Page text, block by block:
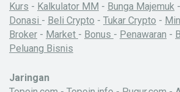
Kurs - Kalkulator MM - Bunga Majemuk -
Donasi - Beli Crypto - Tukar Crypto -
Broker - Market - Bonus - Penawaran -
Peluang Bisnis
Jaringan